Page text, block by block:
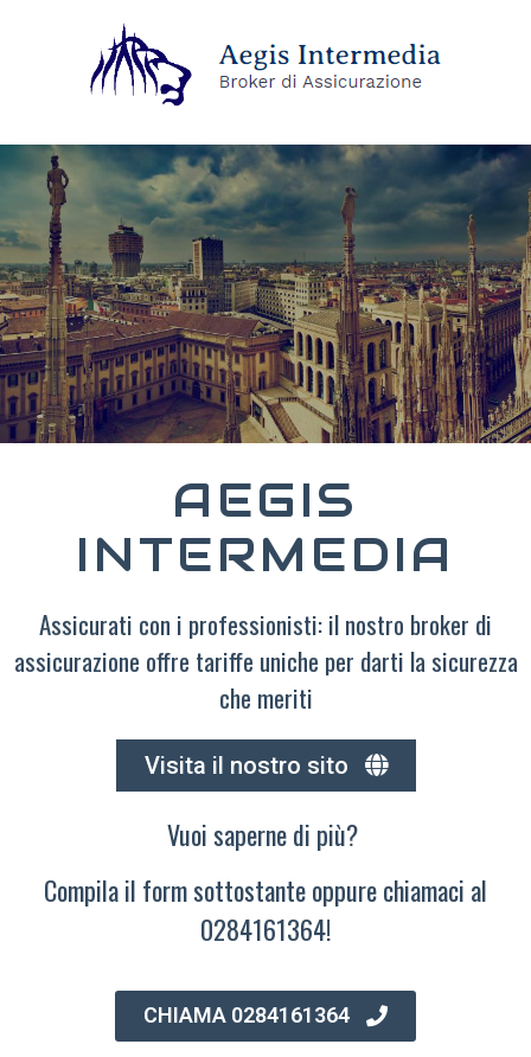
AEGIS
INTERMEDIA
Assicurati con i professionisti: il nostro broker di
assicurazione offre tariffe uniche per darti la sicurezza
che meriti
Visita il nostro sito
Vuoi saperne di più?
Compila il form sottostante oppure chiamaci al
0284161364!
CHIAMA 0284161364